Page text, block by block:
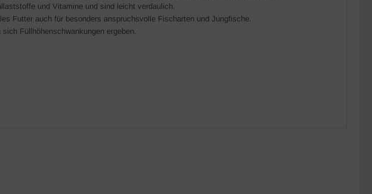
und Vitamine und sind leicht verdaulich.
Futter auch für besonders anspruchsvolle Fischarten und Jungfische.
Füllhöhenschwankungen ergeben.